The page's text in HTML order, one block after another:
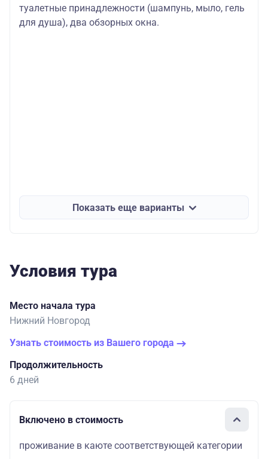
туалетные принадлежности (шампунь, мыло, гель
для душа), два обзорных окна.
Показать еще варианты
Условия тура
Место начала тура
Нижний Новгород
Узнать стоимость из Вашего города
Продолжительность
6 дней
Включено в стоимость
проживание в каюте соответствующей категории